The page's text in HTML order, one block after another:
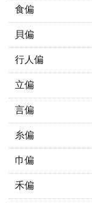
食偏
貝偏
行人偏
立偏
言偏
糸偏
巾偏
禾偏